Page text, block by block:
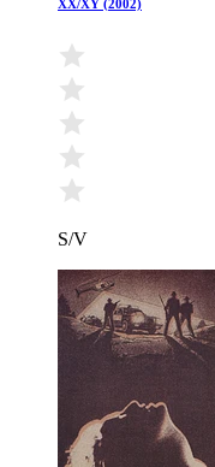
XX/XY (2002)
S/V